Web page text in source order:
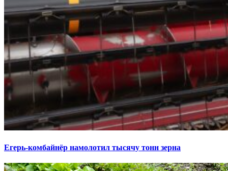
Егерь-комбайнёр намолотил тысячу тонн зерна